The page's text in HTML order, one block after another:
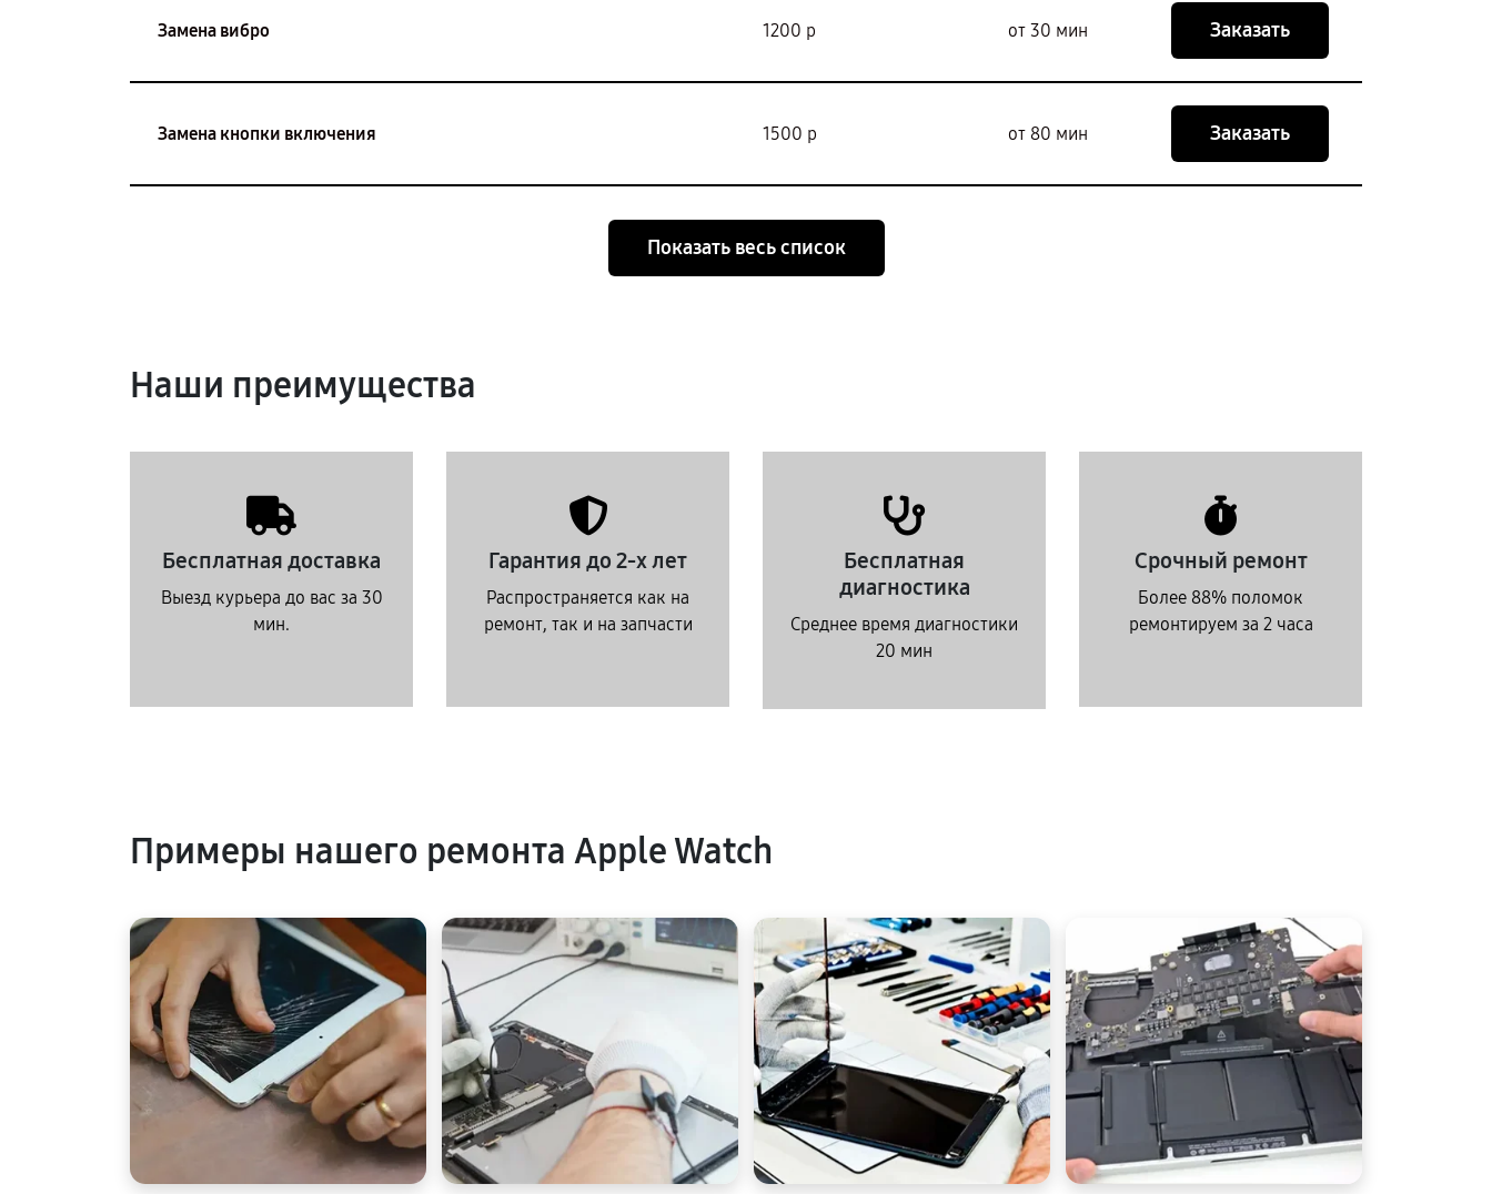
Замена вибро 1200 р от 30 мин Заказать
Замена кнопки включения 1500 р от 80 мин Заказать
Показать весь список
Наши преимущества
Бесплатная доставка
Выезд курьера до вас за 30
мин.
Гарантия до 2-х лет
Распространяется как на
ремонт, так и на запчасти
Бесплатная
диагностика
Среднее время диагностики
20 мин
Срочный ремонт
Более 88% поломок
ремонтируем за 2 часа
Примеры нашего ремонта Apple Watch